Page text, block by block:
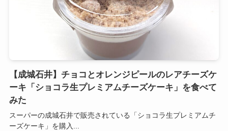
【成城石井】チョコとオレンジピールのレアチーズケ
ーキ「ショコラ生プレミアムチーズケーキ」を食べて
みた
スーパーの成城石井で販売されている「ショコラ生プレミアムチ
ーズケーキ」を購入...